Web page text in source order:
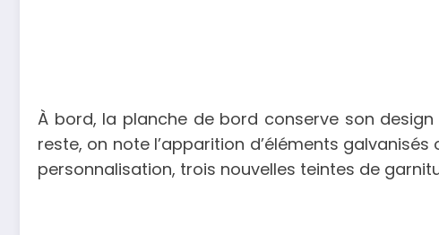
À bord, la planche de bord conserve son
reste, on note l’apparition d’éléments
personnalisation, trois nouvelles teintes de